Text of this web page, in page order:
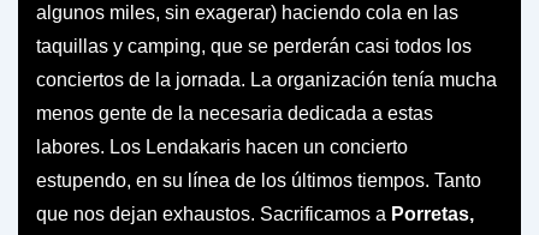
algunos miles, sin exagerar) haciendo cola en las
taquillas y camping, que se perderán casi todos los
conciertos de la jornada. La organización tenía mucha
menos gente de la necesaria dedicada a estas
labores. Los Lendakaris hacen un concierto
estupendo, en su línea de los últimos tiempos. Tanto
que nos dejan exhaustos. Sacrificamos a Porretas,